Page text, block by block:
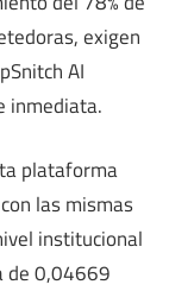
exigen
AI
inmediata.
plataforma
las mismas
institucional
de 0,04669